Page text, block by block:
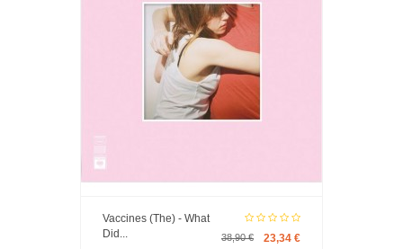
Vaccines (The) - What
Did...
23,34 €
38,90 €